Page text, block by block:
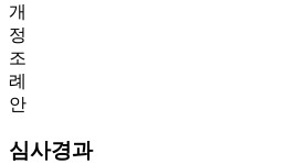
개
정
조
례
안
심사경과